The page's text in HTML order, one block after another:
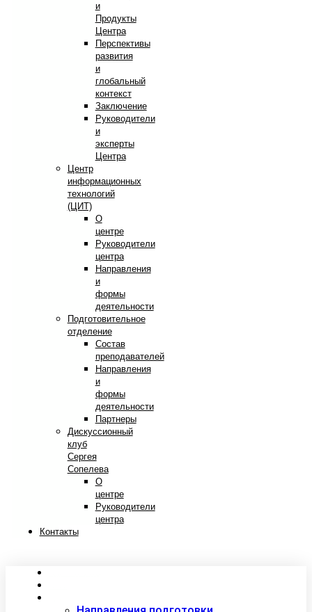
и
Продукты
Центра
Перспективы
развития
и
глобальный
контекст
Заключение
Руководители
и
эксперты
Центра
Центр
информационных
технологий
(ЦИТ)
О
центре
Руководители
центра
Направления
и
формы
деятельности
Подготовительное
отделение
Состав
преподавателей
Направления
и
формы
деятельности
Партнеры
Дискуссионный
клуб
Сергея
Сопелева
О
центре
Руководители
центра
Контакты